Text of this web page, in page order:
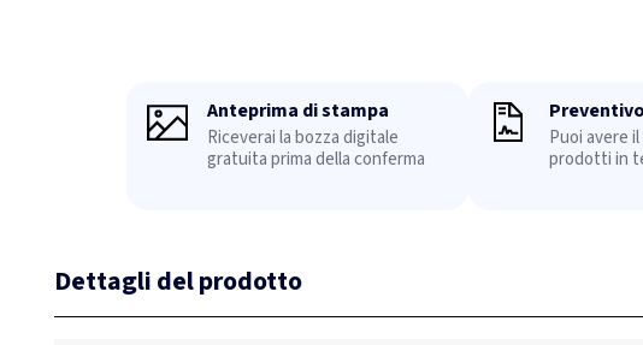
Anteprima di stampa
Riceverai la bozza digitale
gratuita prima della conferma
Puoi avere
prodotti in
Dettagli del prodotto